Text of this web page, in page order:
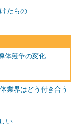
たもの
体競争の変化
業界はどう付き合う
い